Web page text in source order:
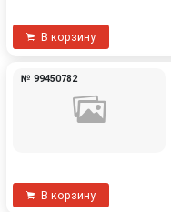
В корзину
№ 99450782
В корзину